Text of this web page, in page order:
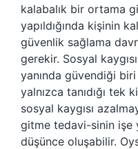
kalabalık bir ortama
yapıldığında kişinin
güvenlik sağlama
gerekir. Sosyal
yanında güvendiği
yalnızca tanıdığı
sosyal kaygısı
gitme tedavi-sinin işe
düşünce oluşabilir.